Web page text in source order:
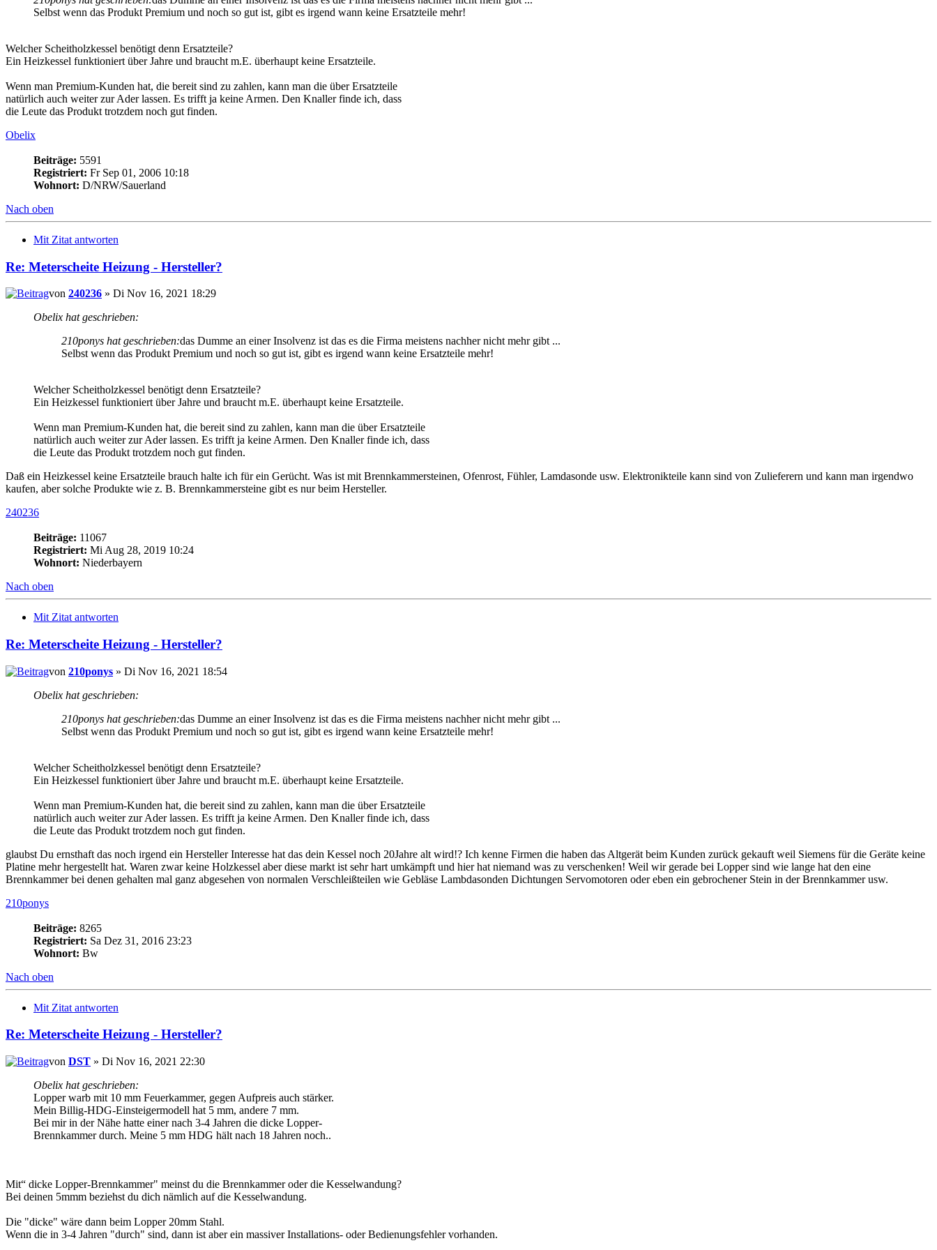
Selbst wenn das Produkt Premium und noch so gut ist, gibt es irgend wann keine Ersatzteile mehr!
Welcher Scheitholzkessel benötigt denn Ersatzteile?
Ein Heizkessel funktioniert über Jahre und braucht m.E. überhaupt keine Ersatzteile.
Wenn man Premium-Kunden hat, die bereit sind zu zahlen, kann man die über Ersatzteile
natürlich auch weiter zur Ader lassen. Es trifft ja keine Armen. Den Knaller finde ich, dass
die Leute das Produkt trotzdem noch gut finden.
Obelix
Beiträge: 5591
Registriert: Fr Sep 01, 2006 10:18
Wohnort: D/NRW/Sauerland
Nach oben
Mit Zitat antworten
Re: Meterscheite Heizung - Hersteller?
von 240236 » Di Nov 16, 2021 18:29
Obelix hat geschrieben:
210ponys hat geschrieben:das Dumme an einer Insolvenz ist das es die Firma meistens nachher nicht mehr gibt ...
Selbst wenn das Produkt Premium und noch so gut ist, gibt es irgend wann keine Ersatzteile mehr!
Welcher Scheitholzkessel benötigt denn Ersatzteile?
Ein Heizkessel funktioniert über Jahre und braucht m.E. überhaupt keine Ersatzteile.
Wenn man Premium-Kunden hat, die bereit sind zu zahlen, kann man die über Ersatzteile
natürlich auch weiter zur Ader lassen. Es trifft ja keine Armen. Den Knaller finde ich, dass
die Leute das Produkt trotzdem noch gut finden.
Daß ein Heizkessel keine Ersatzteile brauch halte ich für ein Gerücht. Was ist mit Brennkammersteinen, Ofenrost, Fühler, Lamdasonde usw. Elektronikteile kann sind von Zulieferern und kann man irgendwo
kaufen, aber solche Produkte wie z. B. Brennkammersteine gibt es nur beim Hersteller.
240236
Beiträge: 11067
Registriert: Mi Aug 28, 2019 10:24
Wohnort: Niederbayern
Nach oben
Mit Zitat antworten
Re: Meterscheite Heizung - Hersteller?
von 210ponys » Di Nov 16, 2021 18:54
Obelix hat geschrieben:
210ponys hat geschrieben:das Dumme an einer Insolvenz ist das es die Firma meistens nachher nicht mehr gibt ...
Selbst wenn das Produkt Premium und noch so gut ist, gibt es irgend wann keine Ersatzteile mehr!
Welcher Scheitholzkessel benötigt denn Ersatzteile?
Ein Heizkessel funktioniert über Jahre und braucht m.E. überhaupt keine Ersatzteile.
Wenn man Premium-Kunden hat, die bereit sind zu zahlen, kann man die über Ersatzteile
natürlich auch weiter zur Ader lassen. Es trifft ja keine Armen. Den Knaller finde ich, dass
die Leute das Produkt trotzdem noch gut finden.
glaubst Du ernsthaft das noch irgend ein Hersteller Interesse hat das dein Kessel noch 20Jahre alt wird!? Ich kenne Firmen die haben das Altgerät beim Kunden zurück gekauft weil Siemens für die Geräte keine
Platine mehr hergestellt hat. Waren zwar keine Holzkessel aber diese markt ist sehr hart umkämpft und hier hat niemand was zu verschenken! Weil wir gerade bei Lopper sind wie lange hat den eine
Brennkammer bei denen gehalten mal ganz abgesehen von normalen Verschleißteilen wie Gebläse Lambdasonden Dichtungen Servomotoren oder eben ein gebrochener Stein in der Brennkammer usw.
210ponys
Beiträge: 8265
Registriert: Sa Dez 31, 2016 23:23
Wohnort: Bw
Nach oben
Mit Zitat antworten
Re: Meterscheite Heizung - Hersteller?
von DST » Di Nov 16, 2021 22:30
Obelix hat geschrieben:
Lopper warb mit 10 mm Feuerkammer, gegen Aufpreis auch stärker.
Mein Billig-HDG-Einsteigermodell hat 5 mm, andere 7 mm.
Bei mir in der Nähe hatte einer nach 3-4 Jahren die dicke Lopper-
Brennkammer durch. Meine 5 mm HDG hält nach 18 Jahren noch..
Mit“ dicke Lopper-Brennkammer" meinst du die Brennkammer oder die Kesselwandung?
Bei deinen 5mmm beziehst du dich nämlich auf die Kesselwandung.
Die "dicke" wäre dann beim Lopper 20mm Stahl.
Wenn die in 3-4 Jahren "durch" sind, dann ist aber ein massiver Installations- oder Bedienungsfehler vorhanden.